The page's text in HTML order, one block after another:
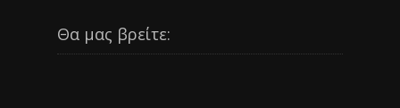
Θα μας βρείτε: